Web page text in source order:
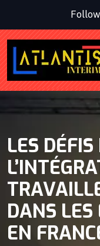
LES DÉFIS
DANS LES
EN